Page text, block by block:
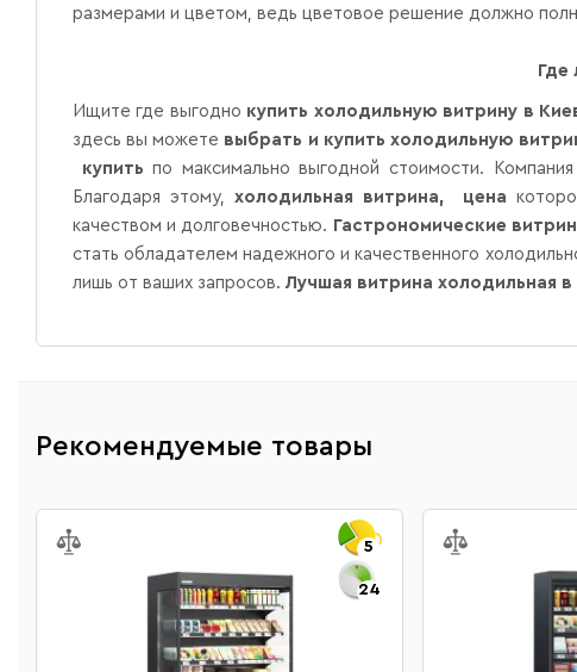
размерами и цветом, ведь цветовое решение должно
Где
Ищите где выгодно купить холодильную витрину в
здесь вы можете выбрать и купить холодильную
купить по максимально выгодной стоимости.
Благодаря этому, холодильная витрина, цена
качеством и долговечностью. Гастрономические
стать обладателем надежного и качественного
лишь от ваших запросов. Лучшая витрина холодильная в
Рекомендуемые товары
5
24